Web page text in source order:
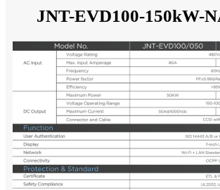
JNT-EVD100-150kW-NA